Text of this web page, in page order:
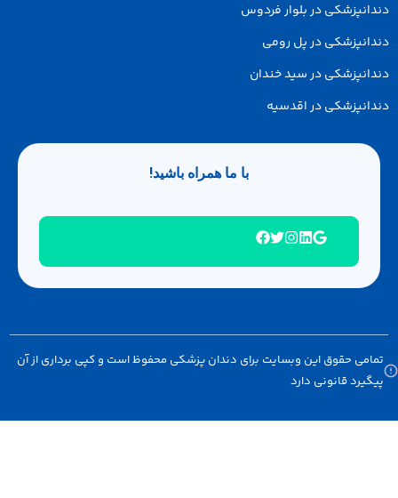
در بلوار فردوس
در پل رومی
در سید خندان
در اقدسیه
با ما همراه باشید!
حقوق این وبسایت برای دندان پزشکی محفوظ است و کپی برداری از آن
قانونی دارد